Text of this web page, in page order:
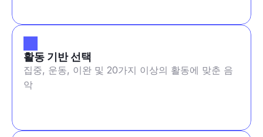
활동 기반 선택
집중, 운동, 이완 및 20가지 이상의 활동에 맞춘 음
악